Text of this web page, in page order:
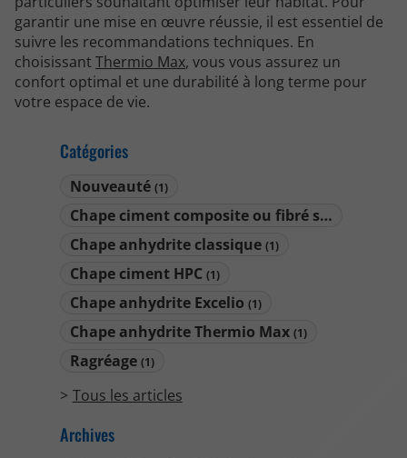
Catégories
Nouveauté (1)
Chape ciment composite ou fibré synthétique
Chape anhydrite classique (1)
Chape ciment HPC (1)
Chape anhydrite Excelio (1)
Chape anhydrite Thermio Max (1)
Ragréage (1)
Tous les articles
Archives
garantir une mise en œuvre réussie, il est essentiel de
suivre les recommandations techniques. En
choisissant Thermio Max, vous vous assurez un
confort optimal et une durabilité à long terme pour
votre espace de vie.